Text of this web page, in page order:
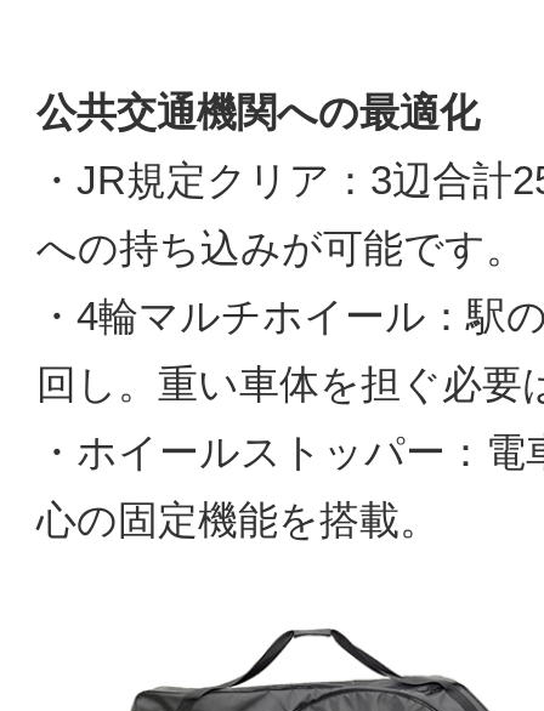
公共交通機関への最適化
・JR規定クリア：3辺合計
への持ち込みが可能です。
・4輪マルチホイール：駅
回し。重い車体を担ぐ必要
・ホイールストッパー：
心の固定機能を搭載。